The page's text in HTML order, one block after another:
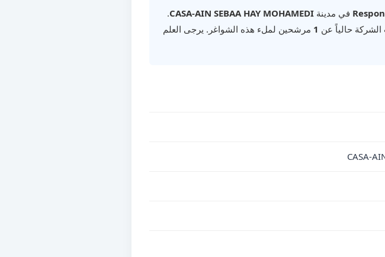
في مدينة CASA-AIN SEBAA HAY MOHAMEDI
.
حالياً عن 1 مرشحين لملء هذه الشواغر. يرجى العلم
CASA-